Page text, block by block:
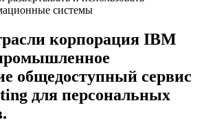
корпорация IBM
общедоступный сервис
для персональных